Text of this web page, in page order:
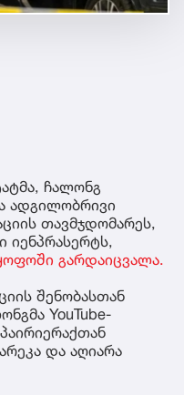
ჩალონგ
ადგილობრივი
თავმჯდომარეს,
გარდაიცვალა.
შენობასთან
YouTube-
და აღიარა